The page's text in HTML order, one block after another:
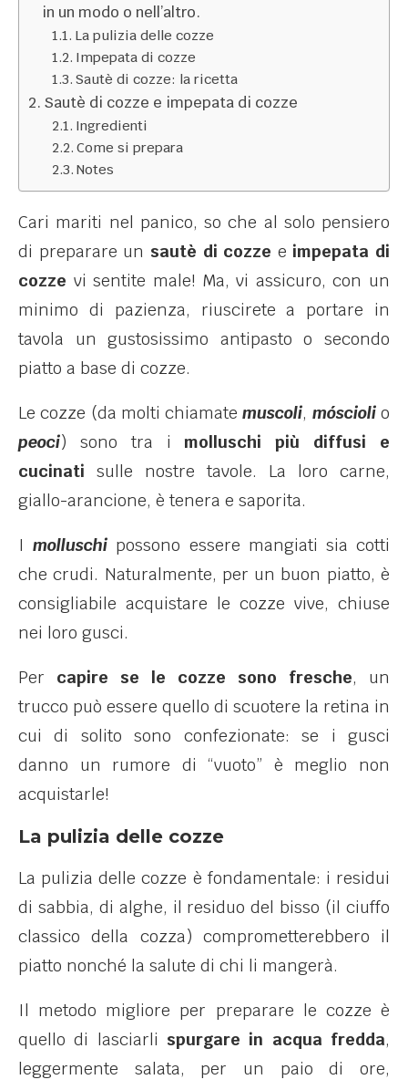
in un modo o nell’altro.
La pulizia delle cozze
Impepata di cozze
Sautè di cozze: la ricetta
Sautè di cozze e impepata di cozze
Ingredienti
Come si prepara
Notes
Cari mariti nel panico, so che al solo pensiero
di preparare un sautè di cozze e impepata di
cozze vi sentite male! Ma, vi assicuro, con un
minimo di pazienza, riuscirete a portare in
tavola un gustosissimo antipasto o secondo
piatto a base di cozze.
Le cozze (da molti chiamatemuscoli, mósciolio
peoci) sono tra i molluschi più diffusi e
cucinati sulle nostre tavole. La loro carne,
giallo-arancione, è tenera e saporita.
Imolluschi possono essere mangiati sia cotti
che crudi. Naturalmente, per un buon piatto, è
consigliabile acquistare le cozze vive, chiuse
nei loro gusci.
Per capire se le cozze sono fresche, un
trucco può essere quello di scuotere la retina in
cui di solito sono confezionate: se i gusci
danno un rumore di “vuoto” è meglio non
acquistarle!
La pulizia delle cozze
La pulizia delle cozze è fondamentale: i residui
di sabbia, di alghe, il residuo del bisso (il ciuffo
classico della cozza) comprometterebbero il
piatto nonché la salute di chi li mangerà.
Il metodo migliore per preparare le cozze è
quello di lasciarli spurgare in acqua fredda,
leggermente salata, per un paio di ore,